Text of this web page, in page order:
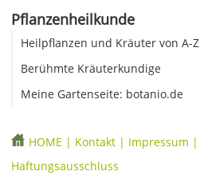
Pflanzenheilkunde
Heilpflanzen und Kräuter von A-Z
Berühmte Kräuterkundige
Meine Gartenseite: botanio.de
HOME | Kontakt | Impressum |
Haftungsausschluss